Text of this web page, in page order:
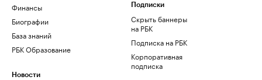
Финансы
Биографии
База знаний
РБК Образование
Новости
Подписки
Скрыть баннеры
на РБК
Подписка на РБК
Корпоративная
подписка